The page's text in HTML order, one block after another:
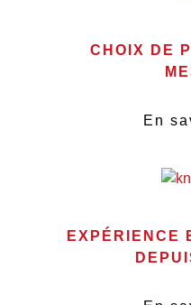
CHOIX DE
En
EXPÉRIENCE